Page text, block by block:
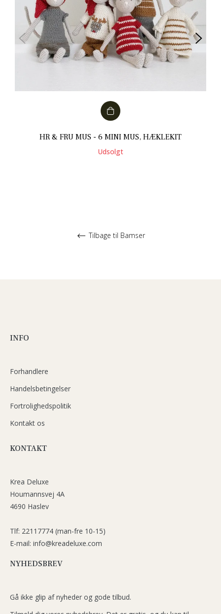
HR & FRU MUS - 6 MINI MUS, HÆKLEKIT
Udsolgt
Tilbage til Bamser
INFO
Forhandlere
Handelsbetingelser
Fortrolighedspolitik
Kontakt os
KONTAKT
Krea Deluxe
Houmannsvej 4A
4690 Haslev
Tlf: 22117774 (man-fre 10-15)
E-mail: info@kreadeluxe.com
NYHEDSBREV
Gå ikke glip af nyheder og gode tilbud.